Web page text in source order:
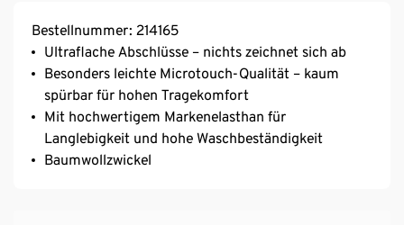
Bestellnummer: 214165
Ultraflache Abschlüsse – nichts zeichnet sich ab
Besonders leichte Microtouch-Qualität – kaum
spürbar für hohen Tragekomfort
Mit hochwertigem Markenelasthan für
Langlebigkeit und hohe Waschbeständigkeit
Baumwollzwickel